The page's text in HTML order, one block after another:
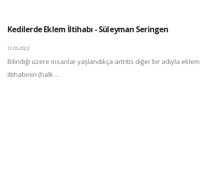
Kedilerde Eklem İltihabı - Süleyman Seringen
12.05.2023
Bilindiği üzere insanlar yaşlandıkça artritis diğer bir adıyla eklem
iltihabının (halk ...